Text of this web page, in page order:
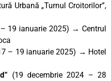
Urbană „Turnul Croitorilor”,
19 ianuarie 2025) → Centrul
– 19 ianuarie 2025) → Hotel
(19 decembrie 2024 – 28